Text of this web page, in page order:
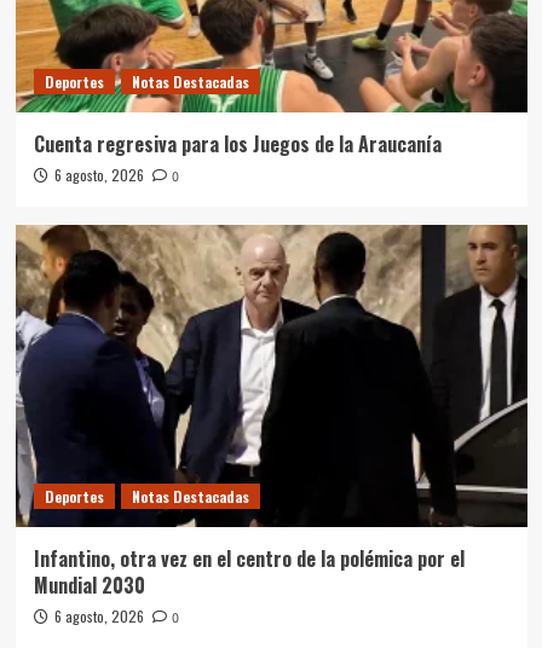
Deportes Notas Destacadas
Cuenta regresiva para los Juegos de la Araucanía
6 agosto, 2026 0
Deportes Notas Destacadas
Infantino, otra vez en el centro de la polémica por el
Mundial 2030
6 agosto, 2026 0